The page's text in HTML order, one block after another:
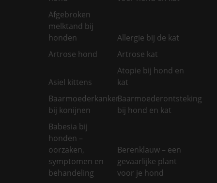
Afgebroken
melktand bij
honden
Allergie bij de kat
Artrose hond
Artrose kat
Asiel kittens
Atopie bij hond en
kat
Baarmoederkanker
bij konijnen
Baarmoederontsteking
bij hond en kat
Babesia bij
honden –
oorzaken,
symptomen en
behandeling
Berenklauw – een
gevaarlijke plant
voor je hond